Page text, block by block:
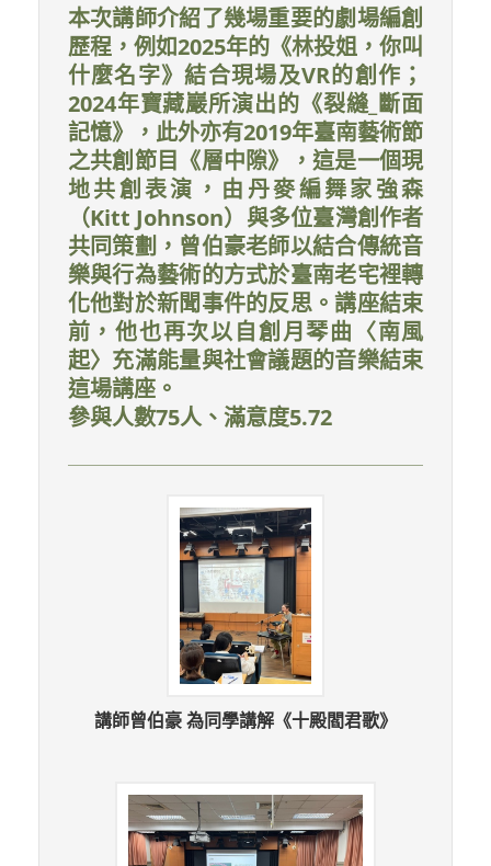
本次講師介紹了幾場重要的劇場編創
歷程，例如2025年的《林投姐，你叫
什麼名字》結合現場及VR的創作；
2024年寶藏巖所演出的《裂縫_斷面
記憶》，此外亦有2019年臺南藝術節
之共創節目《層中隙》，這是一個現
地共創表演，由丹麥編舞家強森
（Kitt Johnson）與多位臺灣創作者
共同策劃，曾伯豪老師以結合傳統音
樂與行為藝術的方式於臺南老宅裡轉
化他對於新聞事件的反思。講座結束
前，他也再次以自創月琴曲〈南風
起〉充滿能量與社會議題的音樂結束
這場講座。
參與人數75人、滿意度5.72
講師曾伯豪 為同學講解《十殿閻君歌》